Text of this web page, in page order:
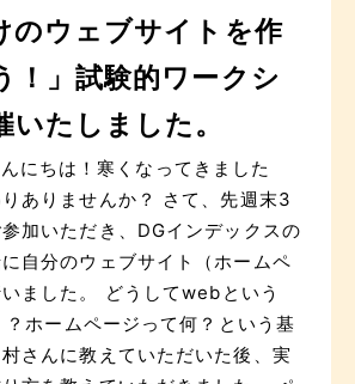
のウェブサイトを作
！」試験的ワークシ
いたしました。
にちは！寒くなってきました
ありませんか？ さて、先週末3
加いただき、DGインデックスの
自分のウェブサイト（ホームペ
ました。 どうしてwebという
ホームページって何？という基
さんに教えていただいた後、実